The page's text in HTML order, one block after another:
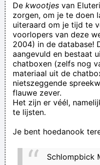
I am a naked
He is this
"Hallo? Is Paul
De kwootjes van
zorgen, om je te doen
uiteraard om je tijd te
voorlopers van deze
2004) in de database!
aangevuld en bestaat
chatboxen (zelfs nog
materiaal uit de
nietszeggende
flauwe zever.
Het zijn er véél,
te lijsten.
Je bent hoedanook
Schlompbick